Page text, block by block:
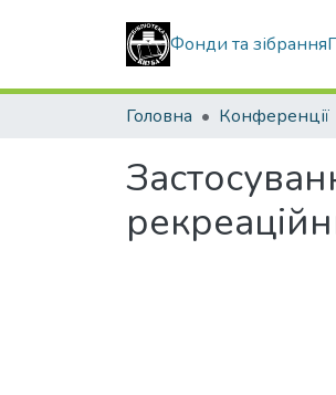
Фонди та зібрання
Головна Конференції